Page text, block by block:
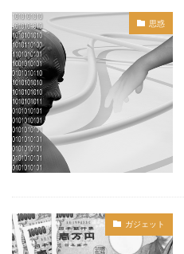
思惑
ガジェット